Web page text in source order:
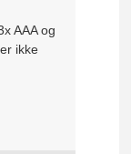
AAA og
ikke